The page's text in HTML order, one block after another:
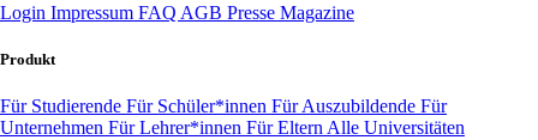
Login Impressum FAQ AGB Presse Magazine
Produkt
Für Studierende Für Schüler*innen Für Auszubildende Für
Unternehmen Für Lehrer*innen Für Eltern Alle Universitäten